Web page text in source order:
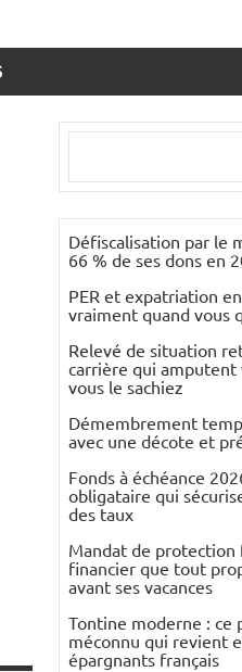
Défiscalisation par le
66 % de ses dons en
PER et expatriation
vraiment quand vous
Relevé de situation
carrière qui amputent
vous le sachiez
Démembrement
avec une décote et
Fonds à échéance
obligataire qui
des taux
Mandat de
financier que tout
avant ses vacances
Tontine moderne : ce
méconnu qui revient
épargnants français